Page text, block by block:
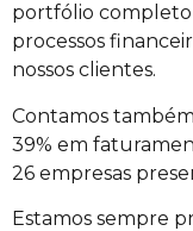
portfólio
processos
nossos clientes.
Contamos
39% em
26 empresas
Estamos sempre